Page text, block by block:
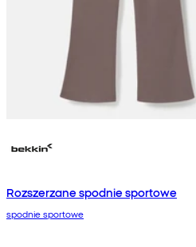
Rozszerzane spodnie sportowe
spodnie sportowe